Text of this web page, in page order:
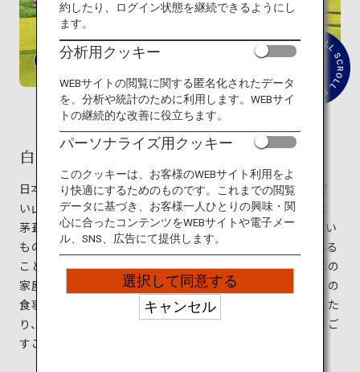
白川郷の合掌造り集落
日本の秘境として知られる白川郷は、岐阜県大野郡の深
い山間にある集落。「合掌造り」と呼ばれる勾配の急な
茅葺き屋根を特徴とする大小100棟もの住居が残り、古い
もので築300年。今なおそこで暮らす人々の生活を感じる
ことができる日本で唯一の場所です。なかにはこの様式の
家屋を使った民宿がいくつもあり、囲炉裏端で昔ながらの
食事を味わったり、内側から茅葺き屋根の造りを観察した
り、都会では体験することができない非日常の時間を過ご
すことができます。
約したり、ログイン状態を継続できるようにし
ます。
分析用クッキー
WEBサイトの閲覧に関する匿名化されたデータ
を、分析や統計のために利用します。WEBサイ
トの継続的な改善に役立ちます。
パーソナライズ用クッキー
このクッキーは、お客様のWEBサイト利用をよ
り快適にするためのものです。これまでの閲覧
データに基づき、お客様一人ひとりの興味・関
心に合ったコンテンツをWEBサイトや電子メー
ル、SNS、広告にて提供します。
選択して同意する
キャンセル